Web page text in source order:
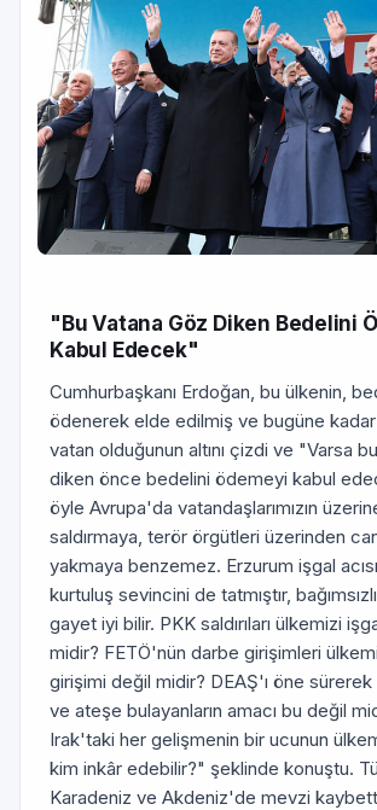
"Bu Vatana Göz Diken Bedelini
Kabul Edecek"
Cumhurbaşkanı Erdoğan, bu ülkenin,
ödenerek elde edilmiş ve bugüne
vatan olduğunun altını çizdi ve "Varsa
diken önce bedelini ödemeyi kabul
öyle Avrupa'da vatandaşlarımızın
saldırmaya, terör örgütleri üzerinden
yakmaya benzemez. Erzurum işgal
kurtuluş sevincini de tatmıştır,
gayet iyi bilir. PKK saldırıları ülkemizi
midir? FETÖ'nün darbe girişimleri
girişimi değil midir? DEAŞ'ı öne
ve ateşe bulayanların amacı bu değil
Irak'taki her gelişmenin bir ucunun
kim inkâr edebilir?" şeklinde konuştu.
Karadeniz ve Akdeniz'de mevzi